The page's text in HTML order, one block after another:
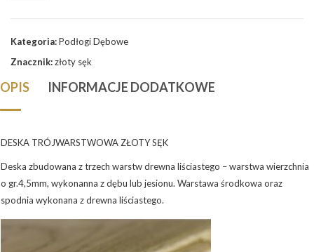
Kategoria:Podłogi Dębowe
Znacznik:złoty sęk
OPIS INFORMACJE DODATKOWE
DESKA TRÓJWARSTWOWA ZŁOTY SĘK
Deska zbudowana z trzech warstw drewna liściastego – warstwa wierzchnia
o gr.4,5mm, wykonanna z dębu lub jesionu. Warstawa środkowa oraz
spodnia wykonana z drewna liściastego.